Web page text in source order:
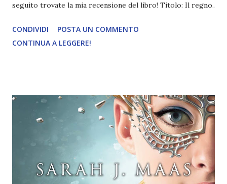
seguito trovate la mia recensione del libro! Titolo: Il regno
Mondadori (Oscar Fantastica) Anno di pubblicazione: 2021
Compralo a 8,99€ Aelin ha rischiato tutto per salvare il suo
coloro che ama. Ma anche la sua forza e la sua
determinazione iniziano a incrinarsi. Non è l'unica a dover
combattere per assicurarsi un futuro, mentre i fili del
destino dei vari personaggi si intrecciano inesorabilmente.
Recensione Il regno di cenere di Sarah J. Maas Questa
recensione probabilmente sarà lunghissima perché Il trono
CONDIVIDI
POSTA UN COMMENTO
CONTINUA A LEGGERE!